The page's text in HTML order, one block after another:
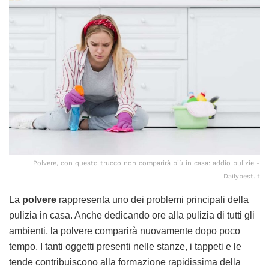
Polvere, con questo trucco non comparirà più in casa: addio pulizie -
Dailybest.it
La polvere rappresenta uno dei problemi principali della
pulizia in casa. Anche dedicando ore alla pulizia di tutti gli
ambienti, la polvere comparirà nuovamente dopo poco
tempo. I tanti oggetti presenti nelle stanze, i tappeti e le
tende contribuiscono alla formazione rapidissima della